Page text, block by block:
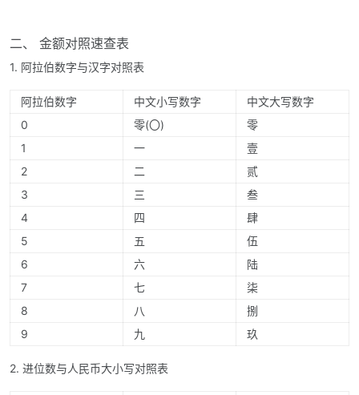
二、 金额对照速查表
1. 阿拉伯数字与汉字对照表
阿拉伯数字 中文小写数字
中文大写数字
0
零(〇)
零
1
一
壹
2
二
贰
3
三
叁
4
四
肆
5
五
伍
6
六
陆
7
七
柒
8
八
捌
9
九 玖
2. 进位数与人民币大小写对照表